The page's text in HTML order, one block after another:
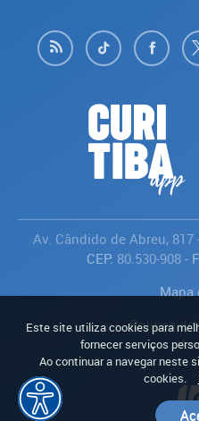
Av. Cândido de Abreu, 817
CEP: 80.530-908-
Mapa
Política de
Este site utiliza cookies para
fornecer serviços
Ao continuar a navegar neste
cookies.